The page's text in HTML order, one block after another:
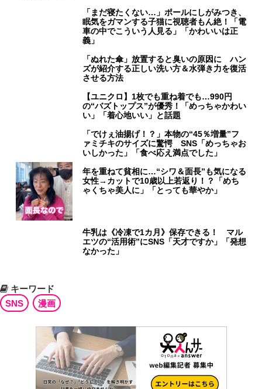
「まだ寝たくない…」ポールにしがみつき、
眠気をガマンする子猫に視聴者もん絶！「電
車の中でこういう人見る」「かわいいは正
義」
「ぬれた傘」放置すると臭いの原因に ハン
ズが紹介する正しい洗い方＆水弾き力を復活
させる方法
【ユニクロ】1枚でも重ね着でも…990円
の“バズトップス”が優秀！「めっちゃかわい
い」「着心地いい」と話題
「でけぇ油揚げ！？」本物の“45％増量”フ
ァミチキのサイズに驚愕 SNS「めっちゃお
いしかった」「食べ応え満点でした」
年を重ねて貧相に…“シワ＆面長”も気になる
女性→カットで10歳以上若返り！？「めち
ゃくちゃ美人に」「とっても華やか」
牛乳は《冷凍で1カ月》保存できる！ マル
エツの“活用術”にSNS「天才ですか」「発想
なかった」
キーワード
SNS
漫画